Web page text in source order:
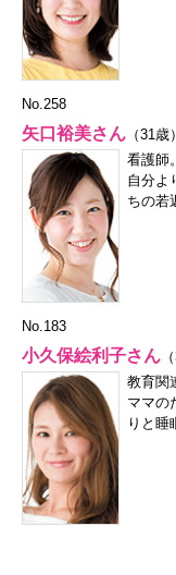
No.258
矢口裕美さん （31歳）
看護師
自分よ
ちの若
No.183
小久保絵利子さん
教育関
ママの
りと睡